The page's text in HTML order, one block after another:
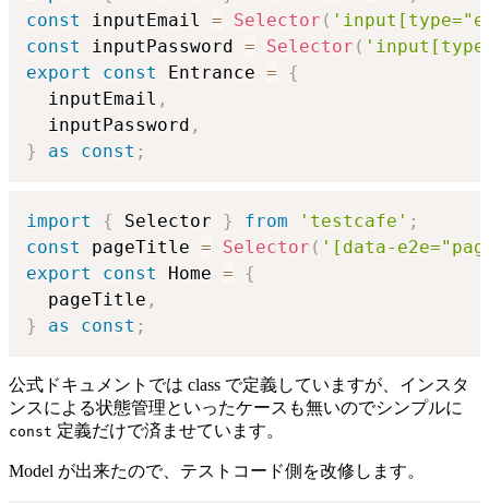
const
inputEmail = Selector (
const
inputPassword = Selector (
export
const Entrance =
{
  inputEmail
,
  inputPassword
,
}
as const ;
import { Selector } from 'testcafe' ;
const
pageTitle = Selector ( '[data-
export
const Home =
{
  pageTitle
,
}
as const ;
公式ドキュメントでは class で定義していますが、インスタ
ンスによる状態管理といったケースも無いのでシンプルに
const 定義だけで済ませています。
Model が出来たので、テストコード側を改修します。